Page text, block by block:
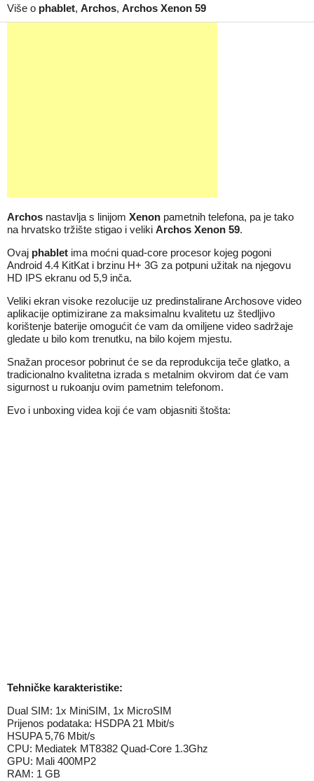
Više o phablet, Archos, Archos Xenon 59
Archos nastavlja s linijom Xenon pametnih telefona, pa je tako
na hrvatsko tržište stigao i veliki Archos Xenon 59.
Ovaj phablet ima moćni quad-core procesor kojeg pogoni
Android 4.4 KitKat i brzinu H+ 3G za potpuni užitak na njegovu
HD IPS ekranu od 5,9 inča.
Veliki ekran visoke rezolucije uz predinstalirane Archosove video
aplikacije optimizirane za maksimalnu kvalitetu uz štedljivo
korištenje baterije omogućit će vam da omiljene video sadržaje
gledate u bilo kom trenutku, na bilo kojem mjestu.
Snažan procesor pobrinut će se da reprodukcija teče glatko, a
tradicionalno kvalitetna izrada s metalnim okvirom dat će vam
sigurnost u rukoanju ovim pametnim telefonom.
Evo i unboxing videa koji će vam objasniti štošta:
Tehničke karakteristike:
Dual SIM: 1x MiniSIM, 1x MicroSIM
Prijenos podataka: HSDPA 21 Mbit/s
HSUPA 5,76 Mbit/s
CPU: Mediatek MT8382 Quad-Core 1.3Ghz
GPU: Mali 400MP2
RAM: 1 GB